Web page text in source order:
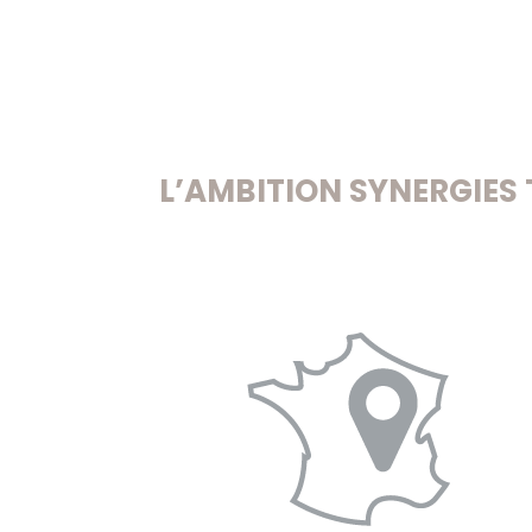
L’AMBITION SYNERGIES